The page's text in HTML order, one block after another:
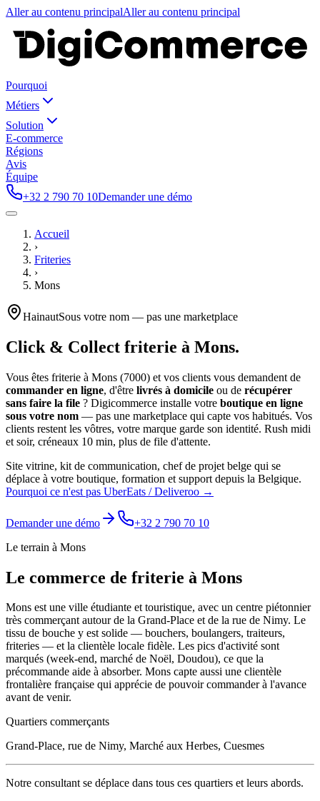
Aller au contenu principalAller au contenu principal
Pourquoi
Métiers
Solution
E-commerce
Régions
Avis
Équipe
+32 2 790 70 10Demander une démo
Accueil
›
Friteries
›
Mons
HainautSous votre nom — pas une marketplace
Click & Collect friterie à Mons.
Vous êtes friterie à Mons (7000) et vos clients vous demandent de
commander en ligne, d'être livrés à domicile ou de récupérer
sans faire la file ? Digicommerce installe votre boutique en ligne
sous votre nom — pas une marketplace qui capte vos habitués. Vos
clients restent les vôtres, votre marque garde son identité. Rush midi
et soir, créneaux 10 min, plus de file d'attente.
Site vitrine, kit de communication, chef de projet belge qui se
déplace à votre boutique, formation et support depuis la Belgique.
Pourquoi ce n'est pas UberEats / Deliveroo →
Demander une démo
+32 2 790 70 10
Le terrain à Mons
Le commerce de friterie à Mons
Mons est une ville étudiante et touristique, avec un centre piétonnier
très commerçant autour de la Grand-Place et de la rue de Nimy. Le
tissu de bouche y est solide — bouchers, boulangers, traiteurs,
friteries — et la clientèle locale fidèle. Les pics d'activité sont
marqués (week-end, marché de Noël, Doudou), ce que la
précommande aide à absorber. Mons capte aussi une clientèle
frontalière française qui apprécie de pouvoir commander à l'avance
avant de venir.
Quartiers commerçants
Grand-Place, rue de Nimy, Marché aux Herbes, Cuesmes
Notre consultant se déplace dans tous ces quartiers et leurs abords.